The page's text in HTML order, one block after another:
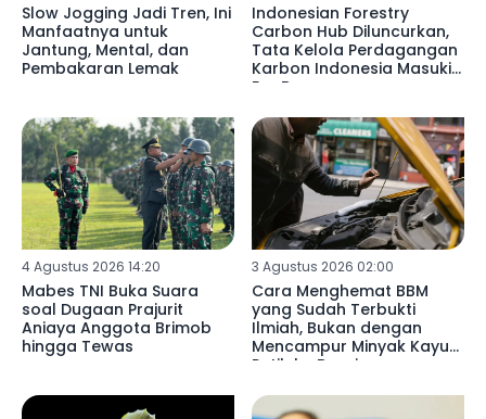
Slow Jogging Jadi Tren, Ini
Manfaatnya untuk
Jantung, Mental, dan
Pembakaran Lemak
Indonesian Forestry
Carbon Hub Diluncurkan,
Tata Kelola Perdagangan
Karbon Indonesia Masuki
Era Baru
4 Agustus 2026 14:20
Mabes TNI Buka Suara
soal Dugaan Prajurit
Aniaya Anggota Brimob
hingga Tewas
3 Agustus 2026 02:00
Cara Menghemat BBM
yang Sudah Terbukti
Ilmiah, Bukan dengan
Mencampur Minyak Kayu
Putih ke Bensin